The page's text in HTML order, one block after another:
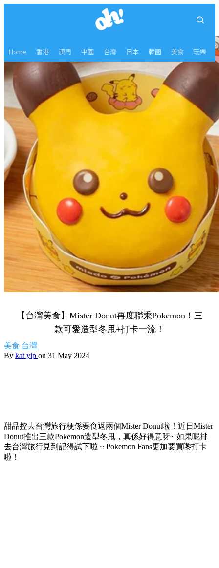
Home 香港 澳門 中國 台灣 日本 韓國 美食 玩樂
【台灣美食】Mister Donut再度聯乘Pokemon！三
款可愛造型冬甩+打卡一流！
美食 台灣
By kat yip on 31 May 2024
甜品控去台灣旅行梗係要食返兩個Mister Donut啦！近日Mister
Donut推出三款Pokemon造型冬甩，真係好得意呀~ 如果呢排
去台灣旅行見到記得試下啦 ~ Pokemon Fans更加要買嚟打卡
啦！